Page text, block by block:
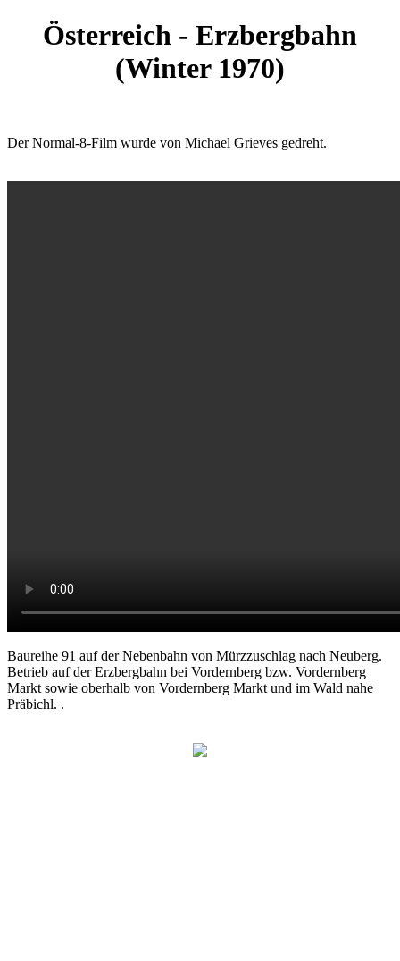
Österreich - Erzbergbahn
(Winter 1970)
Der Normal-8-Film wurde von Michael Grieves gedreht.
Baureihe 91 auf der Nebenbahn von Mürzzuschlag nach Neuberg.
Betrieb auf der Erzbergbahn bei Vordernberg bzw. Vordernberg
Markt sowie oberhalb von Vordernberg Markt und im Wald nahe
Präbichl. .